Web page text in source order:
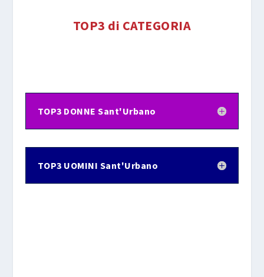
TOP3 di CATEGORIA
TOP3 DONNE Sant'Urbano
TOP3 UOMINI Sant'Urbano